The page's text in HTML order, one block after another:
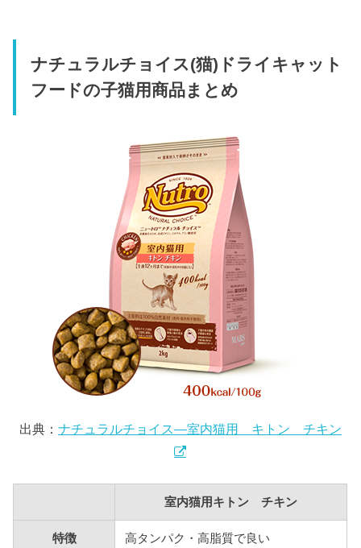
ナチュラルチョイス(猫)ドライキャット
フードの子猫用商品まとめ
出典： ナチュラルチョイス―室内猫用 キトン チキン
室内猫用キトン チキン
特徴 高タンパク・高脂質で良い